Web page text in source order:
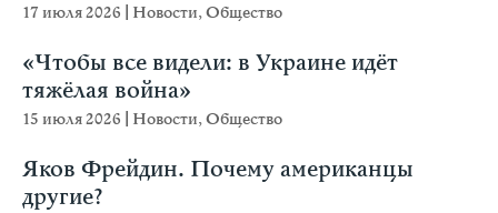
17 июля 2026 Новости,Общество
«Чтобы все видели: в Украине идёт
тяжёлая война»
15 июля 2026 Новости,Общество
Яков Фрейдин. Почему американцы
другие?